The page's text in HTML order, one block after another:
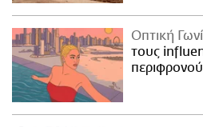
Οπτική
τους